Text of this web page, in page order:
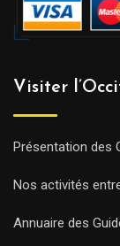
Visiter
Présentation des
Nos activités
Annuaire des